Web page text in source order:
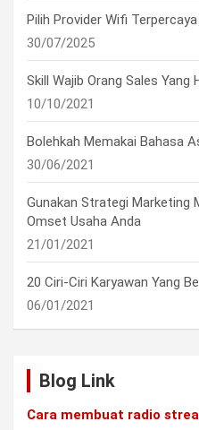
Pilih Provider Wifi
30/07/2025
Skill Wajib Orang Sales Yang
10/10/2021
Bolehkah Memakai Bahasa
30/06/2021
Gunakan Strategi Marketing
Omset Usaha Anda
21/01/2021
20 Ciri-Ciri Karyawan Yang
06/01/2021
Blog Link
Cara membuat radio